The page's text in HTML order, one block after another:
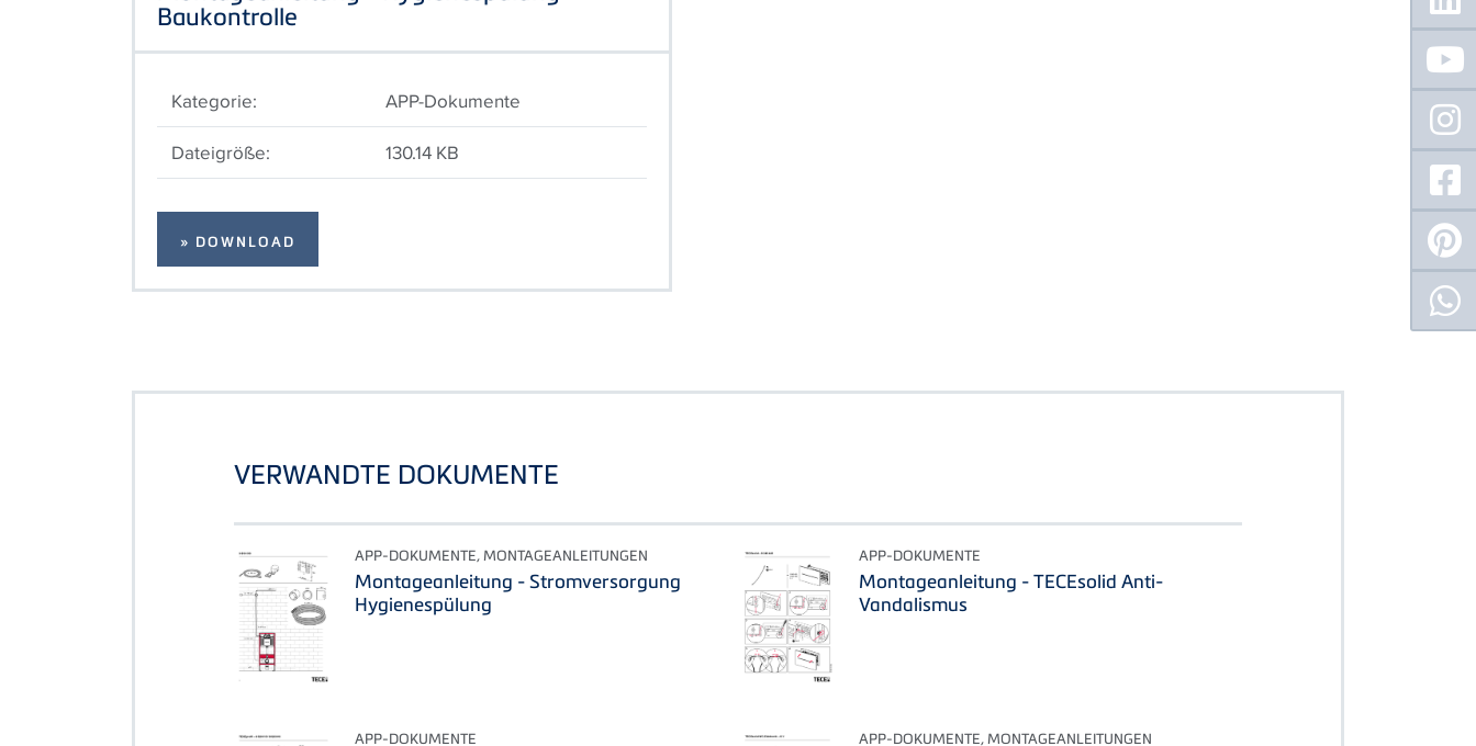
Baukontrolle
Kategorie:
APP-Dokumente
Dateigröße:
130.14 KB
» DOWNLOAD
VERWANDTE DOKUMENTE
APP-DOKUMENTE, MONTAGEANLEITUNGEN
Montageanleitung - Stromversorgung
Hygienespülung
APP-DOKUMENTE
Montageanleitung - TECEsolid Anti-
Vandalismus
APP-DOKUMENTE APP-DOKUMENTE, MONTAGEANLEITUNGEN